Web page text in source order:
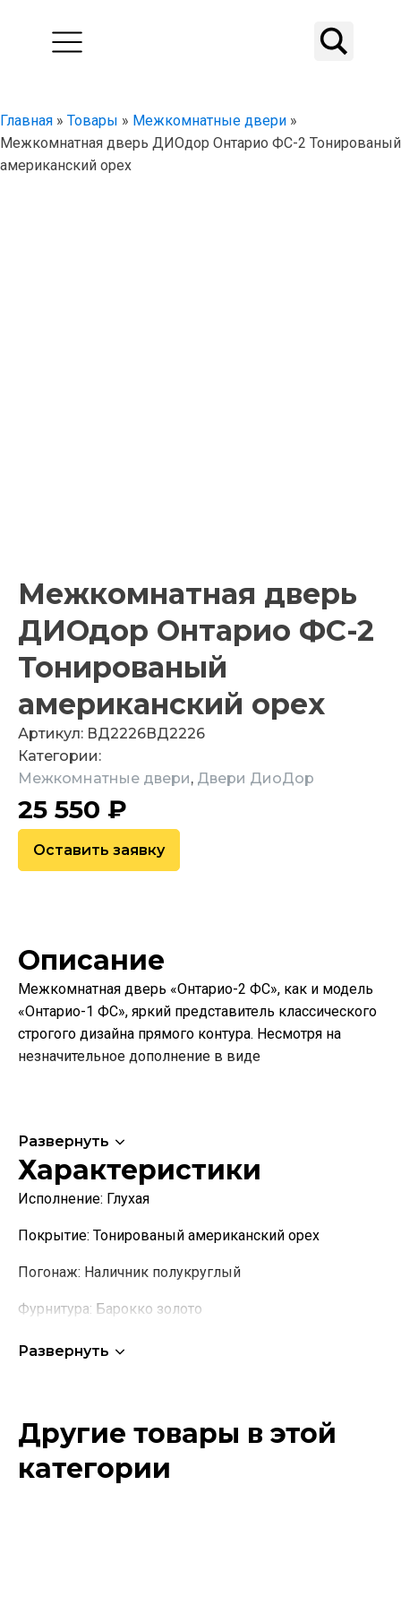
Главная » Товары » Межкомнатные двери »
Межкомнатная дверь ДИОдор Онтарио ФС-2 Тонированый
американский орех
Межкомнатная дверь
ДИОдор Онтарио ФС-2
Тонированый
американский орех
Артикул: ВД2226ВД2226
Категории:
Межкомнатные двери, Двери ДиоДор
25 550 ₽
Оставить заявку
Описание
Межкомнатная дверь «Онтарио-2 ФС», как и модель
«Онтарио-1 ФС», яркий представитель классического
строгого дизайна прямого контура. Несмотря на
незначительное дополнение в виде
Развернуть
Характеристики
Исполнение: Глухая
Покрытие: Тонированый американский орех
Погонаж: Наличник полукруглый
Фурнитура: Барокко золото
Развернуть
Другие товары в этой
категории